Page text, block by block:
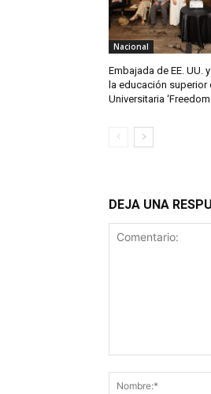
Nacional
Embajada de EE. UU.
la educación superior
Universitaria ‘Freedom
DEJA UNA